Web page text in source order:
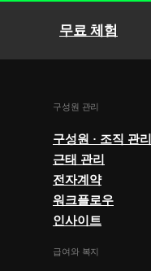
무료 체험
구성원 관리
구성원 · 조직 관리
근태 관리
전자계약
워크플로우
인사이트
급여와 복지